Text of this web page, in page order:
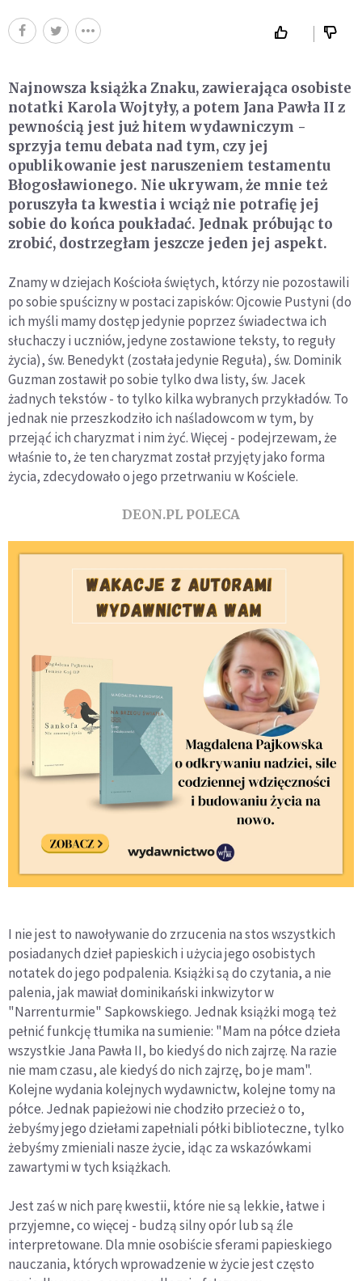
Najnowsza książka Znaku, zawierająca osobiste
notatki Karola Wojtyły, a potem Jana Pawła II z
pewnością jest już hitem wydawniczym -
sprzyja temu debata nad tym, czy jej
opublikowanie jest naruszeniem testamentu
Błogosławionego. Nie ukrywam, że mnie też
poruszyła ta kwestia i wciąż nie potrafię jej
sobie do końca poukładać. Jednak próbując to
zrobić, dostrzegłam jeszcze jeden jej aspekt.
Znamy w dziejach Kościoła świętych, którzy nie pozostawili
po sobie spuścizny w postaci zapisków: Ojcowie Pustyni (do
ich myśli mamy dostęp jedynie poprzez świadectwa ich
słuchaczy i uczniów, jedyne zostawione teksty, to reguły
życia), św. Benedykt (została jedynie Reguła), św. Dominik
Guzman zostawił po sobie tylko dwa listy, św. Jacek
żadnych tekstów - to tylko kilka wybranych przykładów. To
jednak nie przeszkodziło ich naśladowcom w tym, by
przejąć ich charyzmat i nim żyć. Więcej - podejrzewam, że
właśnie to, że ten charyzmat został przyjęty jako forma
życia, zdecydowało o jego przetrwaniu w Kościele.
DEON.PL POLECA
I nie jest to nawoływanie do zrzucenia na stos wszystkich
posiadanych dzieł papieskich i użycia jego osobistych
notatek do jego podpalenia. Książki są do czytania, a nie
palenia, jak mawiał dominikański inkwizytor w
"Narrenturmie" Sapkowskiego. Jednak książki mogą też
pełnić funkcję tłumika na sumienie: "Mam na półce dzieła
wszystkie Jana Pawła II, bo kiedyś do nich zajrzę. Na razie
nie mam czasu, ale kiedyś do nich zajrzę, bo je mam".
Kolejne wydania kolejnych wydawnictw, kolejne tomy na
półce. Jednak papieżowi nie chodziło przecież o to,
żebyśmy jego dziełami zapełniali półki biblioteczne, tylko
żebyśmy zmieniali nasze życie, idąc za wskazówkami
zawartymi w tych książkach.
Jest zaś w nich parę kwestii, które nie są lekkie, łatwe i
przyjemne, co więcej - budzą silny opór lub są źle
interpretowane. Dla mnie osobiście sferami papieskiego
nauczania, których wprowadzenie w życie jest często